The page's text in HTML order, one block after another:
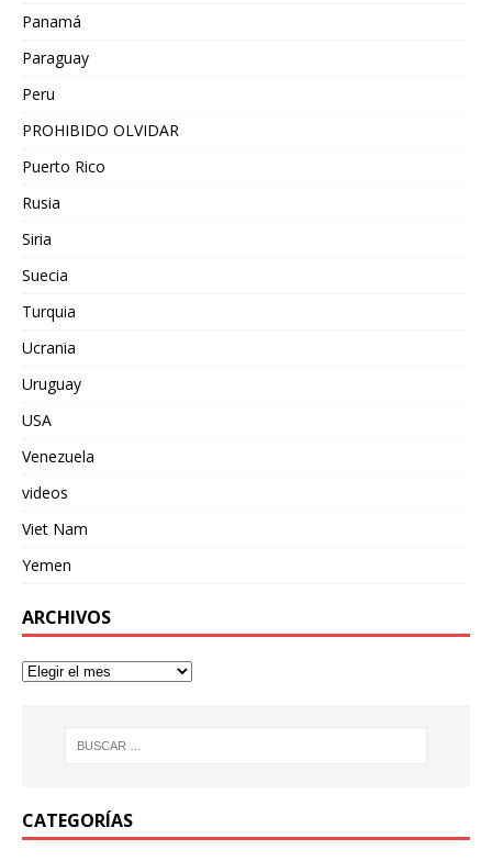
Panamá
Paraguay
Peru
PROHIBIDO OLVIDAR
Puerto Rico
Rusia
Siria
Suecia
Turquia
Ucrania
Uruguay
USA
Venezuela
videos
Viet Nam
Yemen
ARCHIVOS
CATEGORÍAS